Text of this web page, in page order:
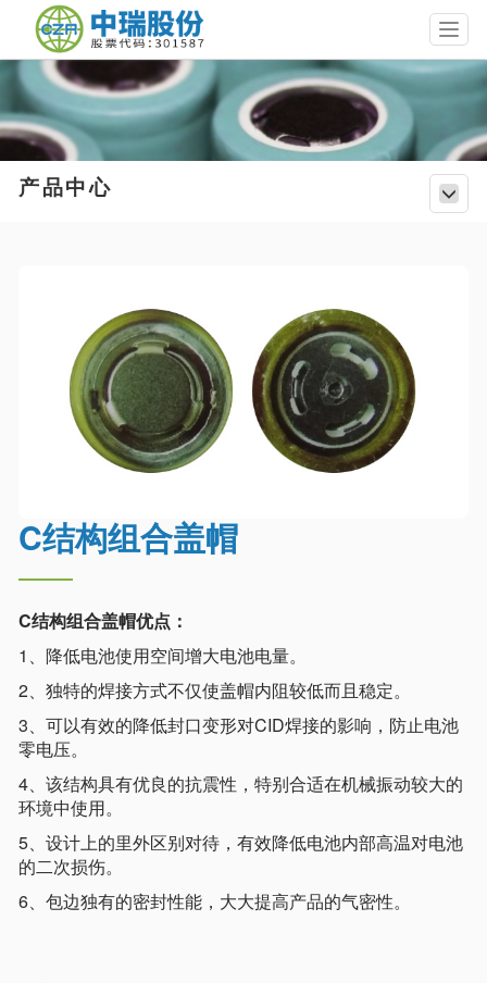
T
o
g
e
n
a
v
T
o
产品中心
C结构组合盖帽
C结构组合盖帽优点：
1、降低电池使用空间增大电池电量。
2、独特的焊接方式不仅使盖帽内阻较低而且稳定。
3、可以有效的降低封口变形对CID焊接的影响，防止电池
零电压。
4、该结构具有优良的抗震性，特别合适在机械振动较大的
环境中使用。
5、设计上的里外区别对待，有效降低电池内部高温对电池
的二次损伤。
6、包边独有的密封性能，大大提高产品的气密性。